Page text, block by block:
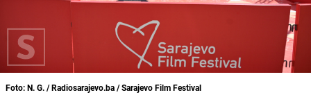
Foto: N. G. / Radiosarajevo.ba / Sarajevo Film Festival